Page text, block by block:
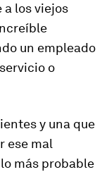
los viejos
un empleado
o
y una que
ese mal
más probable